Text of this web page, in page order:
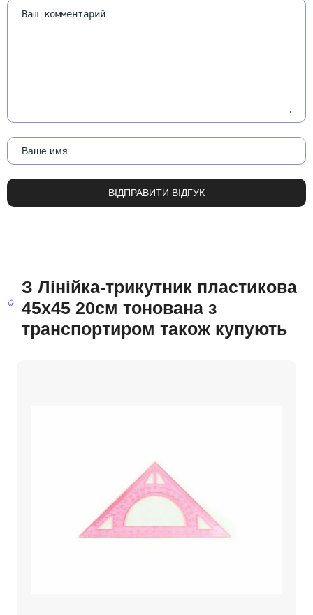
З Лінійка-трикутник пластикова
45х45 20см тонована з
транспортиром також купують